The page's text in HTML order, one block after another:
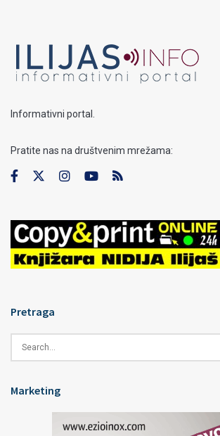
Informativni portal.
Pratite nas na društvenim mrežama:
Pretraga
Marketing